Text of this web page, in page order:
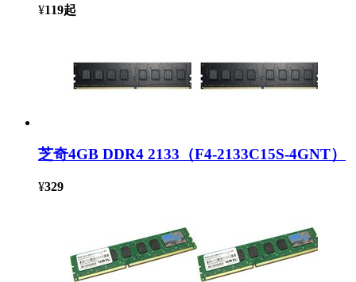
¥119起
芝奇4GB DDR4 2133（F4-2133C15S-4GNT）
¥329